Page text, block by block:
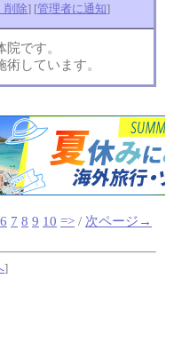
削除] [管理者に通知]
です。
術しています。
6 7 8 9 10 => / 次ページ→
]